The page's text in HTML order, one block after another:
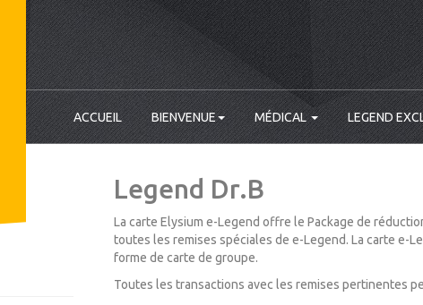
ACCUEIL BIENVENUE MÉDICAL LEGEND
Legend Dr.B
La carte Elysium e-Legend offre le Package de
toutes les remises spéciales de e-Legend. La carte e-
forme de carte de groupe.
Toutes les transactions avec les remises pertinentes